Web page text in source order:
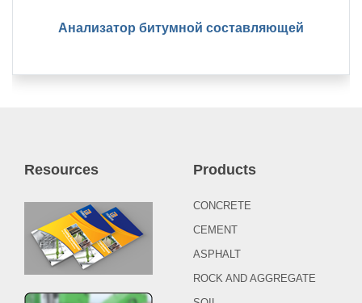
Анализатор битумной составляющей
Resources Products
CONCRETE
CEMENT
ASPHALT
ROCK AND AGGREGATE